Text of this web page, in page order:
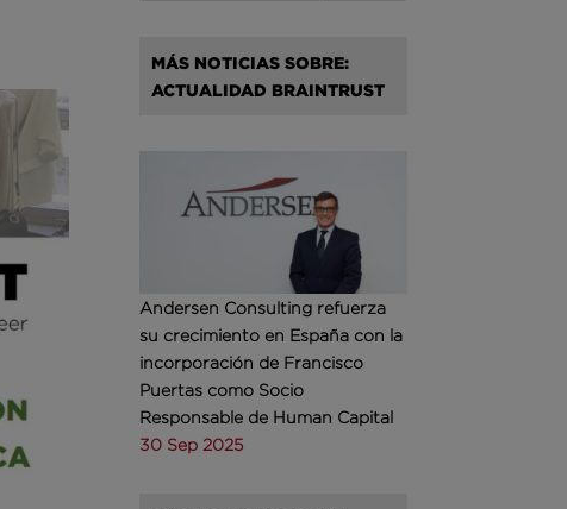
MÁS NOTICIAS SOBRE:
ACTUALIDAD BRAINTRUST
Andersen Consulting refuerza
su crecimiento en España con la
incorporación de Francisco
Puertas como Socio
Responsable de Human Capital
30 Sep 2025